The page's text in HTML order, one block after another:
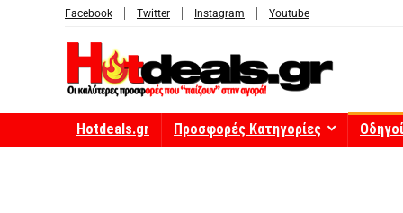
Facebook Twitter Instagram Youtube
Hotdeals.gr Προσφορές Κατηγορίες